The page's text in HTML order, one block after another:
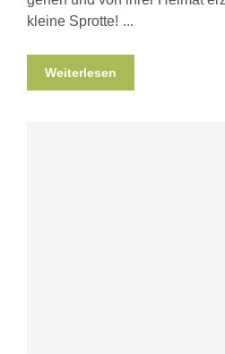
kleine Sprotte!
Weiterlesen